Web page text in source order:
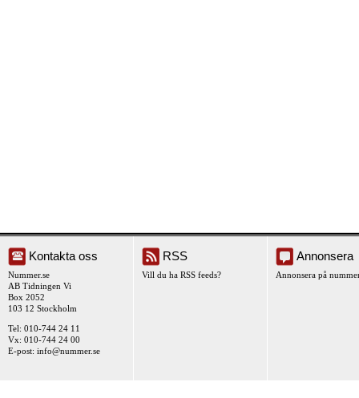
Kontakta oss
Nummer.se
AB Tidningen Vi
Box 2052
103 12 Stockholm
Tel: 010-744 24 11
Vx: 010-744 24 00
E-post: info@nummer.se
RSS
Vill du ha RSS feeds?
Annonsera
Annonsera på